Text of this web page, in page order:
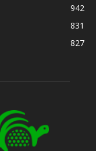
942
831
827